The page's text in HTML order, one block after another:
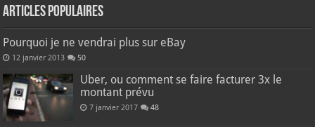
Articles populaires
Pourquoi je ne vendrai plus sur eBay
12 janvier 2013 50
Uber, ou comment se faire facturer 3x le
montant prévu
7 janvier 2017 48